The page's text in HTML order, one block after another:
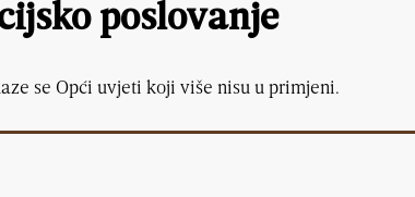
poslovanje
se Opći uvjeti koji više nisu u primjeni.